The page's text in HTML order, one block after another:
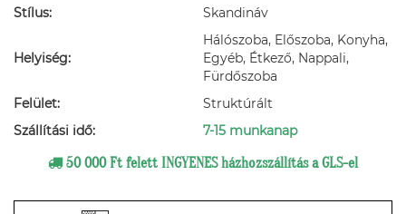
Stílus:
Skandináv
Helyiség:
Hálószoba, Előszoba, Konyha,
Egyéb, Étkező, Nappali,
Fürdőszoba
Felület:
Struktúrált
Szállítási idő:
7-15 munkanap
50 000 Ft felett INGYENES házhozszállítás a GLS-el